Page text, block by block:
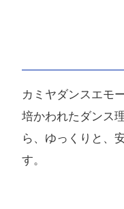
カミヤダンスエモ
培かわれたダンス
ら、ゆっくりと、
す。